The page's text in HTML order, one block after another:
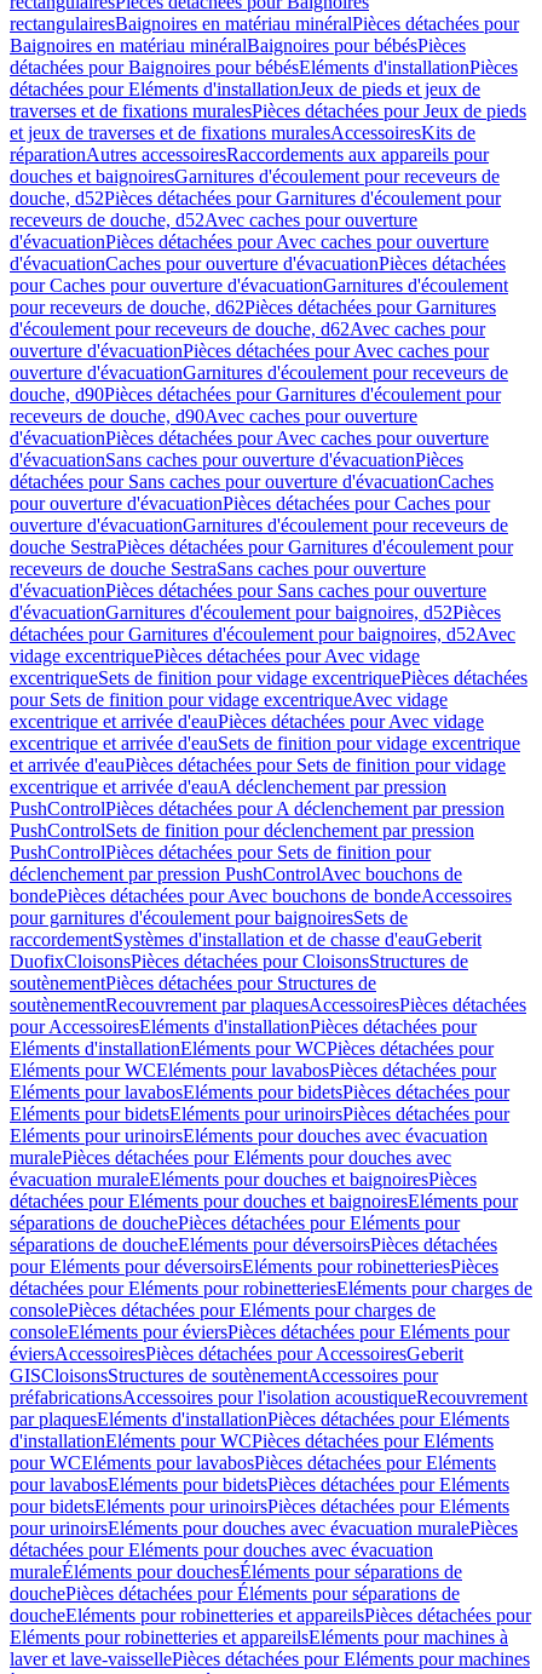
rectangulairesBaignoires en matériau minéralPièces détachées pour
Baignoires en matériau minéralBaignoires pour bébésPièces
détachées pour Baignoires pour bébésEléments d'installationPièces
détachées pour Eléments d'installationJeux de pieds et jeux de
traverses et de fixations muralesPièces détachées pour Jeux de pieds
et jeux de traverses et de fixations muralesAccessoiresKits de
réparationAutres accessoiresRaccordements aux appareils pour
douches et baignoiresGarnitures d'écoulement pour receveurs de
douche, d52Pièces détachées pour Garnitures d'écoulement pour
receveurs de douche, d52Avec caches pour ouverture
d'évacuationPièces détachées pour Avec caches pour ouverture
d'évacuationCaches pour ouverture d'évacuationPièces détachées
pour Caches pour ouverture d'évacuationGarnitures d'écoulement
pour receveurs de douche, d62Pièces détachées pour Garnitures
d'écoulement pour receveurs de douche, d62Avec caches pour
ouverture d'évacuationPièces détachées pour Avec caches pour
ouverture d'évacuationGarnitures d'écoulement pour receveurs de
douche, d90Pièces détachées pour Garnitures d'écoulement pour
receveurs de douche, d90Avec caches pour ouverture
d'évacuationPièces détachées pour Avec caches pour ouverture
d'évacuationSans caches pour ouverture d'évacuationPièces
détachées pour Sans caches pour ouverture d'évacuationCaches
pour ouverture d'évacuationPièces détachées pour Caches pour
ouverture d'évacuationGarnitures d'écoulement pour receveurs de
douche SestraPièces détachées pour Garnitures d'écoulement pour
receveurs de douche SestraSans caches pour ouverture
d'évacuationPièces détachées pour Sans caches pour ouverture
d'évacuationGarnitures d'écoulement pour baignoires, d52Pièces
détachées pour Garnitures d'écoulement pour baignoires, d52Avec
vidage excentriquePièces détachées pour Avec vidage
excentriqueSets de finition pour vidage excentriquePièces détachées
pour Sets de finition pour vidage excentriqueAvec vidage
excentrique et arrivée d'eauPièces détachées pour Avec vidage
excentrique et arrivée d'eauSets de finition pour vidage excentrique
et arrivée d'eauPièces détachées pour Sets de finition pour vidage
excentrique et arrivée d'eauA déclenchement par pression
PushControlPièces détachées pour A déclenchement par pression
PushControlSets de finition pour déclenchement par pression
PushControlPièces détachées pour Sets de finition pour
déclenchement par pression PushControlAvec bouchons de
bondePièces détachées pour Avec bouchons de bondeAccessoires
pour garnitures d'écoulement pour baignoiresSets de
raccordementSystèmes d'installation et de chasse d'eauGeberit
DuofixCloisonsPièces détachées pour CloisonsStructures de
soutènementPièces détachées pour Structures de
soutènementRecouvrement par plaquesAccessoiresPièces détachées
pour AccessoiresEléments d'installationPièces détachées pour
Eléments d'installationEléments pour WCPièces détachées pour
Eléments pour WCEléments pour lavabosPièces détachées pour
Eléments pour lavabosEléments pour bidetsPièces détachées pour
Eléments pour bidetsEléments pour urinoirsPièces détachées pour
Eléments pour urinoirsEléments pour douches avec évacuation
muralePièces détachées pour Eléments pour douches avec
évacuation muraleEléments pour douches et baignoiresPièces
détachées pour Eléments pour douches et baignoiresEléments pour
séparations de douchePièces détachées pour Eléments pour
séparations de doucheEléments pour déversoirsPièces détachées
pour Eléments pour déversoirsEléments pour robinetteriesPièces
détachées pour Eléments pour robinetteriesEléments pour charges de
consolePièces détachées pour Eléments pour charges de
consoleEléments pour éviersPièces détachées pour Eléments pour
éviersAccessoiresPièces détachées pour AccessoiresGeberit
GISCloisonsStructures de soutènementAccessoires pour
préfabricationsAccessoires pour l'isolation acoustiqueRecouvrement
par plaquesEléments d'installationPièces détachées pour Eléments
d'installationEléments pour WCPièces détachées pour Eléments
pour WCEléments pour lavabosPièces détachées pour Eléments
pour lavabosEléments pour bidetsPièces détachées pour Eléments
pour bidetsEléments pour urinoirsPièces détachées pour Eléments
pour urinoirsEléments pour douches avec évacuation muralePièces
détachées pour Eléments pour douches avec évacuation
muraleÉléments pour douchesÉléments pour séparations de
douchePièces détachées pour Éléments pour séparations de
doucheEléments pour robinetteries et appareilsPièces détachées pour
Eléments pour robinetteries et appareilsEléments pour machines à
laver et lave-vaissellePièces détachées pour Eléments pour machines